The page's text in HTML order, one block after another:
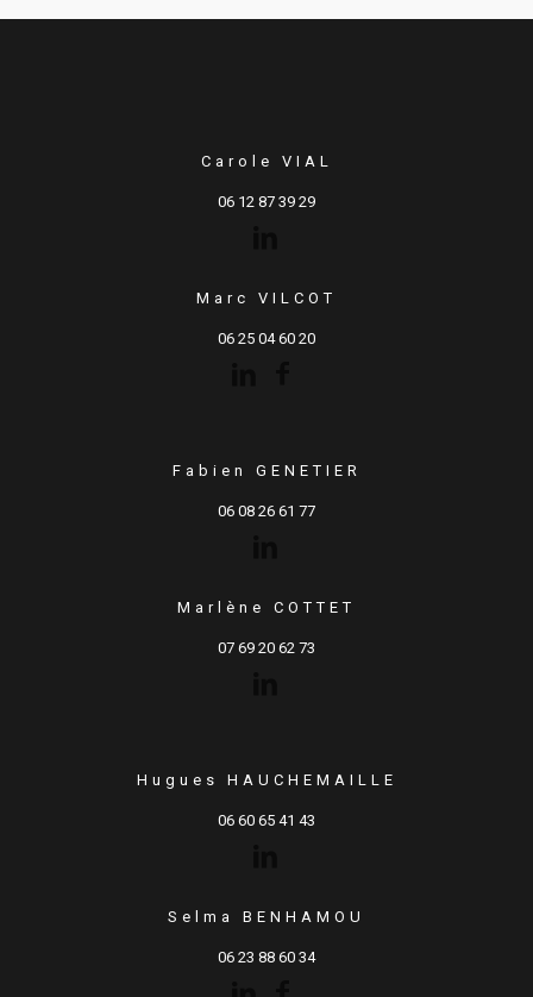
Carole VIAL
06 12 87 39 29
Marc VILCOT
06 25 04 60 20
Fabien GENETIER
06 08 26 61 77
Marlène COTTET
07 69 20 62 73
Hugues HAUCHEMAILLE
06 60 65 41 43
Selma BENHAMOU
06 23 88 60 34